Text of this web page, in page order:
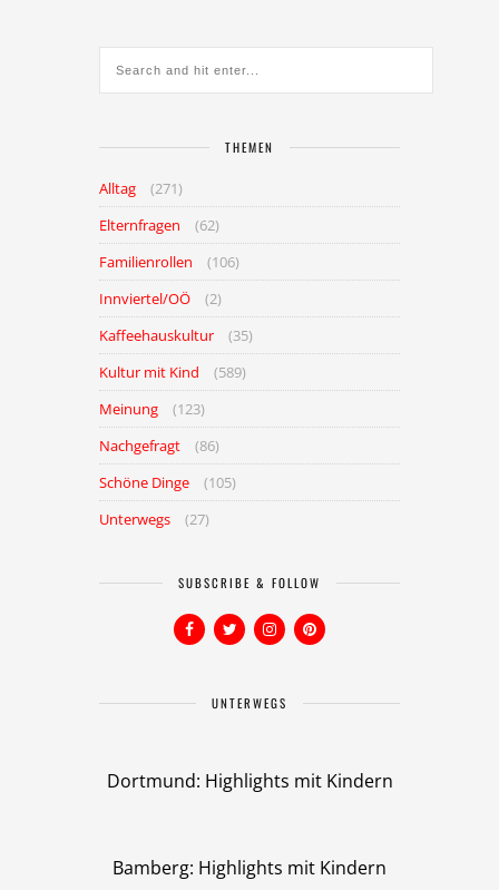
THEMEN
Alltag
(271)
Elternfragen
(62)
Familienrollen
(106)
Innviertel/OÖ
(2)
Kaffeehauskultur
(35)
Kultur mit Kind
(589)
Meinung
(123)
Nachgefragt
(86)
Schöne Dinge
(105)
Unterwegs
(27)
SUBSCRIBE & FOLLOW
UNTERWEGS
Dortmund: Highlights mit Kindern
Bamberg: Highlights mit Kindern